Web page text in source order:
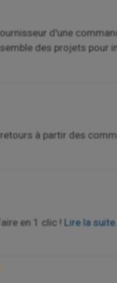
d'une
des projets pour
à partir des
en 1 clic !Lire la suite.